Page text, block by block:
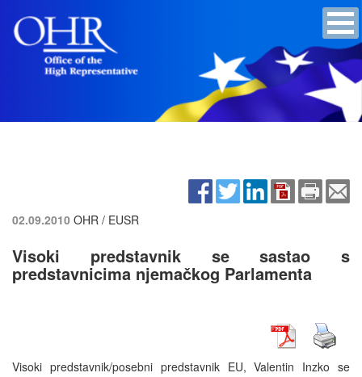
02.09.2010 OHR / EUSR
Visoki predstavnik se sastao s
predstavnicima njemačkog Parlamenta
Visoki predstavnik/posebni predstavnik EU, Valentin Inzko se